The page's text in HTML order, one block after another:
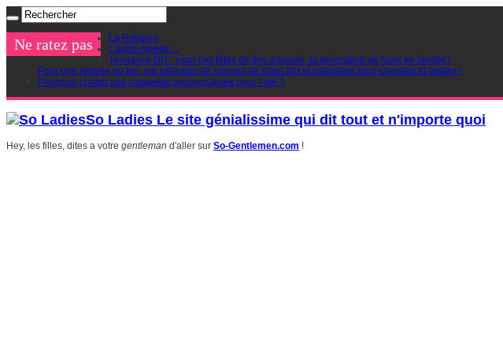
Ne ratez pas
La Religion
L’autre monde…
Tendance DIY : pour ces fêtes de fins d’année, la décoration de Noel en famille !
Pour une rentrée au top, ma sélection de crèmes de soins bio et naturelles pour cheveux et visage !
Pourquoi choisir une casquette personnalisée pour l’été ?
So Ladies Le site génialissime qui dit tout et n'importe quoi
Hey, les filles, dites a votre gentleman d'aller sur So-Gentlemen.com !